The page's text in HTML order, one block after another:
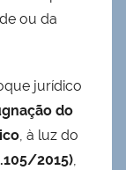
ou da
jurídico
do
, à luz do
2015),